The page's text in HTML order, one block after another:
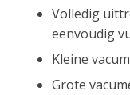
Volledig
eenvoudig
Kleine
Grote